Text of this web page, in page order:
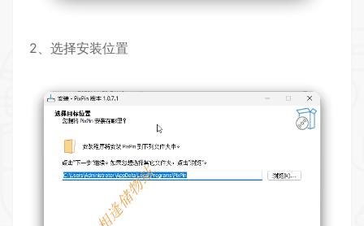
2、选择安装位置